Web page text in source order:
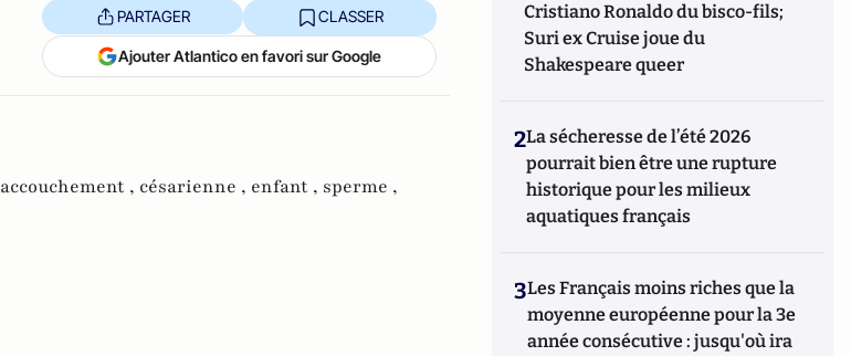
PARTAGER CLASSER
Ajouter Atlantico en favori sur Google
accouchement , césarienne , enfant , sperme ,
Cristiano Ronaldo du bisco-fils;
Suri ex Cruise joue du
Shakespeare queer
2La sécheresse de l’été 2026
pourrait bien être une rupture
historique pour les milieux
aquatiques français
3Les Français moins riches que la
moyenne européenne pour la 3e
année consécutive : jusqu'où ira